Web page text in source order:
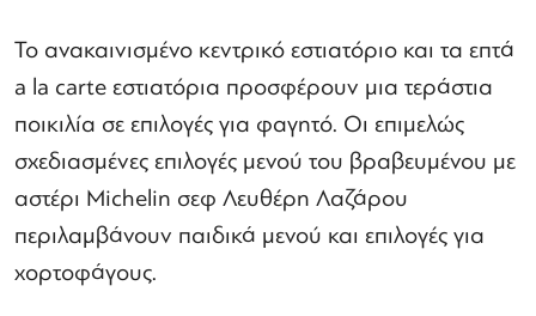
Το ανακαινισμένο κεντρικό εστιατόριο και τα επτά
a la carte εστιατόρια προσφέρουν μια τεράστια
ποικιλία σε επιλογές για φαγητό. Οι επιμελώς
σχεδιασμένες επιλογές μενού του βραβευμένου με
αστέρι Michelin σεφ Λευθέρη Λαζάρου
περιλαμβάνουν παιδικά μενού και επιλογές για
χορτοφάγους.